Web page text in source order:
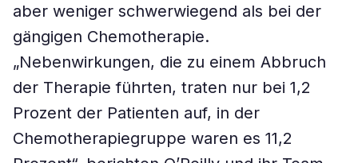
aber weniger schwerwiegend als bei der
gängigen Chemotherapie.
„Nebenwirkungen, die zu einem Abbruch
der Therapie führten, traten nur bei 1,2
Prozent der Patienten auf, in der
Chemotherapiegruppe waren es 11,2